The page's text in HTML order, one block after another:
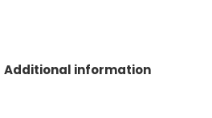
Additional information